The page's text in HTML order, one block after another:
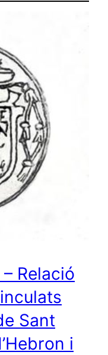
Relació
Sant
i